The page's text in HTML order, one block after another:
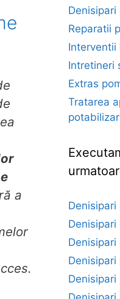
a
Reparatii
Interventii
Intretineri
Extras
Tratarea
Denisipari
Denisipari